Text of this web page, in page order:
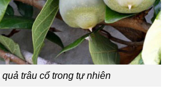
trâu cổ trong tự nhiên